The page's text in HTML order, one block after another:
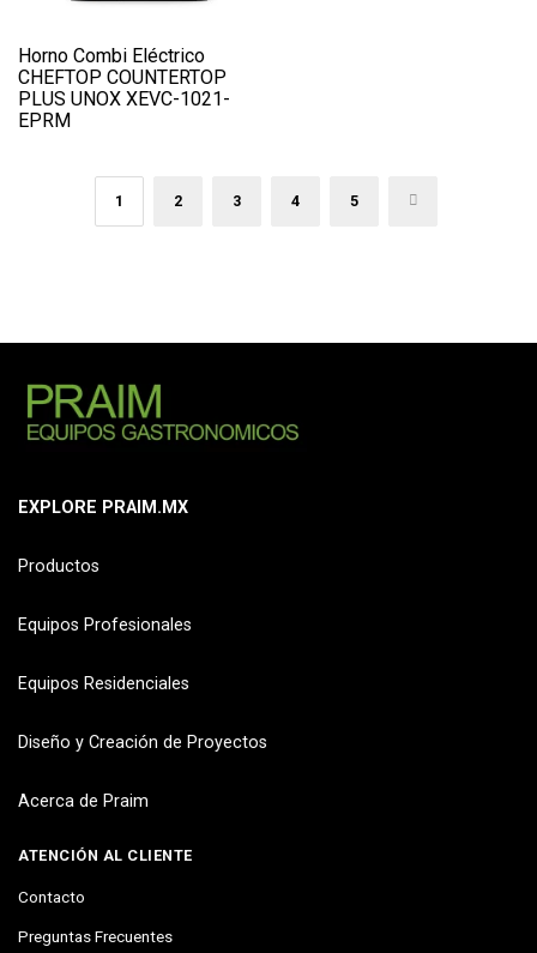
Horno Combi Eléctrico
CHEFTOP COUNTERTOP
PLUS UNOX XEVC-1021-
EPRM
1 2 3 4 5 →
EXPLORE PRAIM.MX
Productos
Equipos Profesionales
Equipos Residenciales
Diseño y Creación de Proyectos
Acerca de Praim
ATENCIÓN AL CLIENTE
Contacto
Preguntas Frecuentes